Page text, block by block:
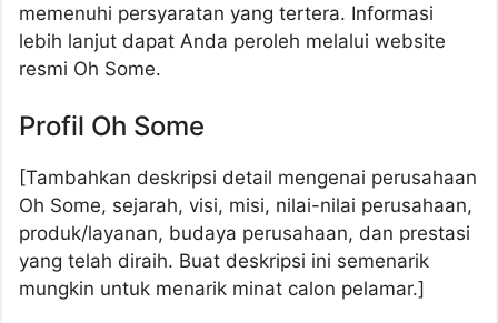
memenuhi persyaratan yang tertera. Informasi
lebih lanjut dapat Anda peroleh melalui website
resmi Oh Some.
Profil Oh Some
[Tambahkan deskripsi detail mengenai perusahaan
Oh Some, sejarah, visi, misi, nilai-nilai perusahaan,
produk/layanan, budaya perusahaan, dan prestasi
yang telah diraih. Buat deskripsi ini semenarik
mungkin untuk menarik minat calon pelamar.]